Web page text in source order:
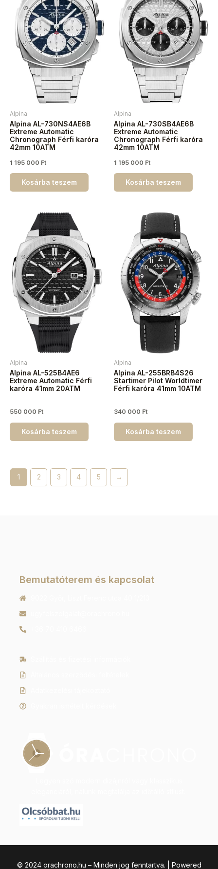
Alpina
Alpina AL-730NS4AE6B
Extreme Automatic
Chronograph Férfi karóra
42mm 10ATM
1 195 000 Ft
Kosárba teszem
Alpina
Alpina AL-730SB4AE6B
Extreme Automatic
Chronograph Férfi karóra
42mm 10ATM
1 195 000 Ft
Kosárba teszem
Alpina
Alpina AL-525B4AE6
Extreme Automatic Férfi
karóra 41mm 20ATM
550 000 Ft
Kosárba teszem
Alpina
Alpina AL-255BRB4S26
Startimer Pilot Worldtimer
Férfi karóra 41mm 10ATM
340 000 Ft
Kosárba teszem
1 2 3 4 5 →
Bemutatóterem és kapcsolat
© 2024 orachrono.hu – Minden jog fenntartva. | Powered